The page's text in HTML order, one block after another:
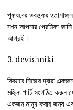
পুরুষদের ভয়ঙ্কর
যখন আপনার প্রেমিকা
আগ্রহী।
3. devishniki
কিভাবে নিজের দ্বারা
মহিলা পার্টি সংগঠিত
একজন মানুষ করার জন্য